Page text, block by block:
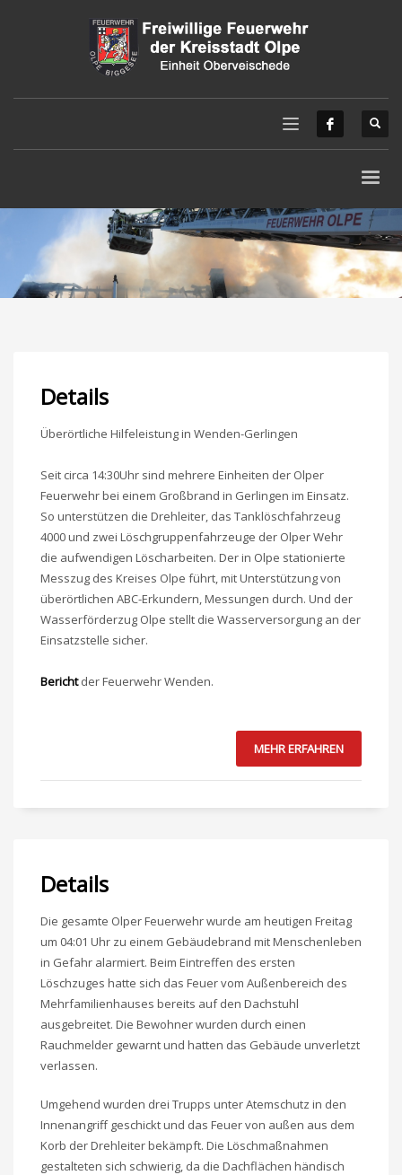
Details
Überörtliche Hilfeleistung in Wenden-Gerlingen
Seit circa 14:30Uhr sind mehrere Einheiten der Olper
Feuerwehr bei einem Großbrand in Gerlingen im Einsatz.
So unterstützen die Drehleiter, das Tanklöschfahrzeug
4000 und zwei Löschgruppenfahrzeuge der Olper Wehr
die aufwendigen Löscharbeiten. Der in Olpe stationierte
Messzug des Kreises Olpe führt, mit Unterstützung von
überörtlichen ABC-Erkundern, Messungen durch. Und der
Wasserförderzug Olpe stellt die Wasserversorgung an der
Einsatzstelle sicher.
Berichtder Feuerwehr Wenden.
MEHR ERFAHREN
Details
Die gesamte Olper Feuerwehr wurde am heutigen Freitag
um 04:01 Uhr zu einem Gebäudebrand mit Menschenleben
in Gefahr alarmiert. Beim Eintreffen des ersten
Löschzuges hatte sich das Feuer vom Außenbereich des
Mehrfamilienhauses bereits auf den Dachstuhl
ausgebreitet. Die Bewohner wurden durch einen
Rauchmelder gewarnt und hatten das Gebäude unverletzt
verlassen.
Umgehend wurden drei Trupps unter Atemschutz in den
Innenangriff geschickt und das Feuer von außen aus dem
Korb der Drehleiter bekämpft. Die Löschmaßnahmen
gestalteten sich schwierig, da die Dachflächen händisch